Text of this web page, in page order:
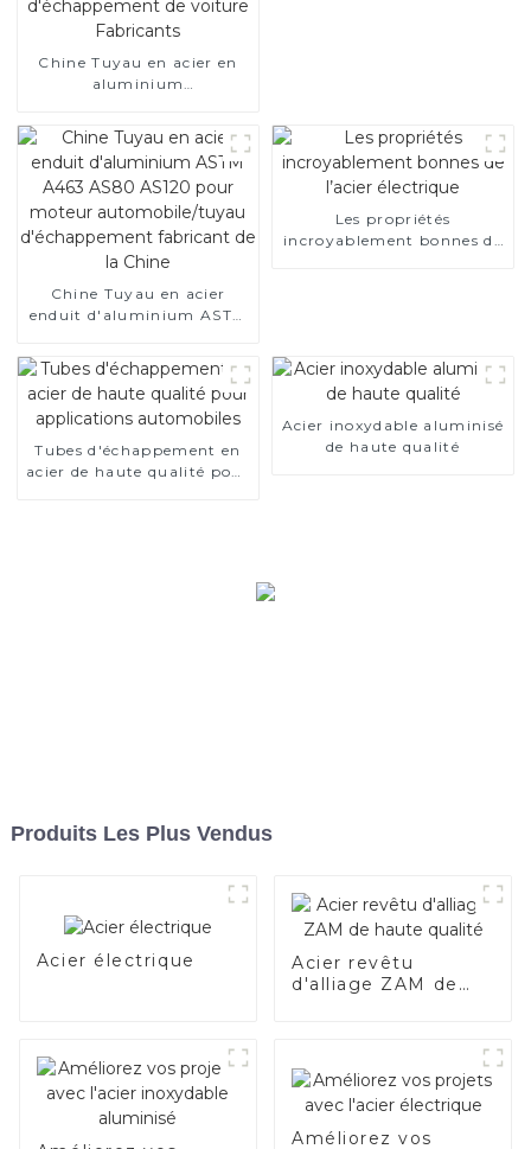
Chine Tuyau en acier en
aluminium
d'aluminium de 1,0/1,5/2,0
mm pour système
d'échappement de voiture
Fabricants
Chine Tuyau en acier
enduit d'aluminium ASTM
moteur automobile/tuyau
d'échappement fabricant
de la Chine
Les propriétés
incroyablement bonnes de
Tubes d'échappement en
acier de haute qualité pour
Acier inoxydable aluminisé
de haute qualité
Produits Les Plus Vendus
Acier électrique
Acier revêtu
d'alliage ZAM de
Améliorez vos